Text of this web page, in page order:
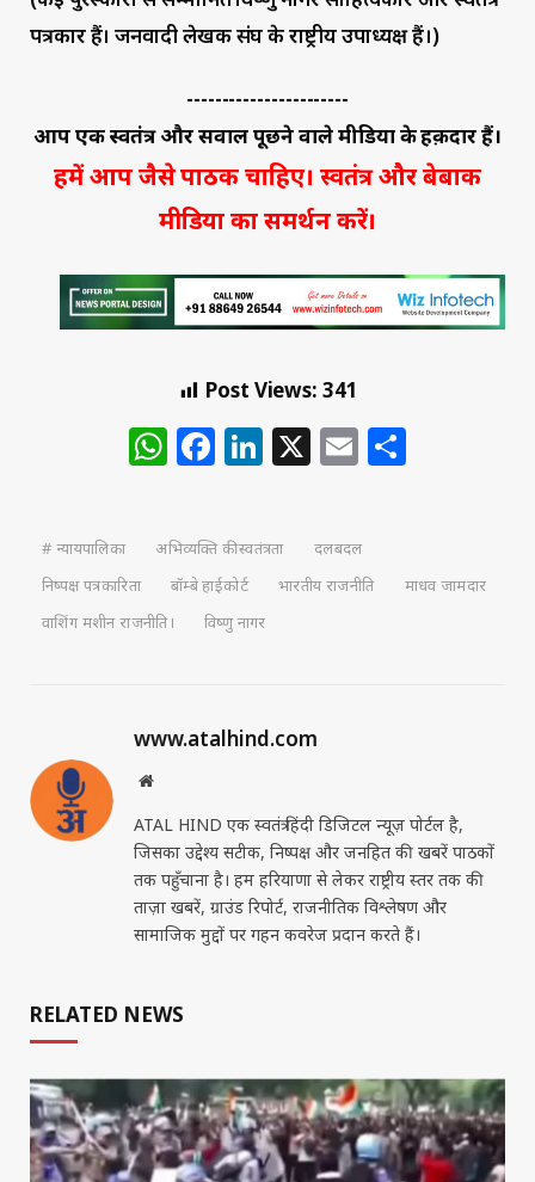
पत्रकार हैं। जनवादी लेखक संघ के राष्ट्रीय उपाध्यक्ष हैं।)
-----------------------
आप एक स्वतंत्र और सवाल पूछने वाले मीडिया के हक़दार हैं।
हमें आप जैसे पाठक चाहिए। स्वतंत्र और बेबाक
मीडिया का समर्थन करें।
Post Views: 341
WhatsApp
Facebook
LinkedIn
X Email
# न्यायपालिका अभिव्यक्ति की स्वतंत्रता
दलबदल
निष्पक्ष पत्रकारिता
बॉम्बे हाईकोर्ट भारतीय राजनीति
माधव जामदार
वाशिंग मशीन राजनीति।
विष्णु नागर
www.atalhind.com
Website
ATAL HIND एक स्वतंत्र हिंदी डिजिटल न्यूज़ पोर्टल है,
जिसका उद्देश्य सटीक, निष्पक्ष और जनहित की खबरें पाठकों
तक पहुँचाना है। हम हरियाणा से लेकर राष्ट्रीय स्तर तक की
ताज़ा खबरें, ग्राउंड रिपोर्ट, राजनीतिक विश्लेषण और
सामाजिक मुद्दों पर गहन कवरेज प्रदान करते हैं।
RELATED NEWS